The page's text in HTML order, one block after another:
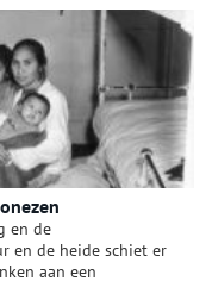
bier zo belangrijk dat
stad. Een grote
al die schepen in de
die bij uitstek
Haan.
en de
en de heide schiet er
aan een